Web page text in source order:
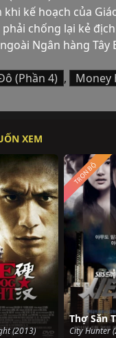
khi kế hoạch của
chống lại kẻ
Ngân hàng Tây
(Phần 4) ,
Money
XEM
(2013)
Thợ Săn
City Hunter
TRỌN BỘ